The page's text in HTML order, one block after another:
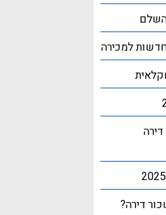
השלם
למכירה
דירה?